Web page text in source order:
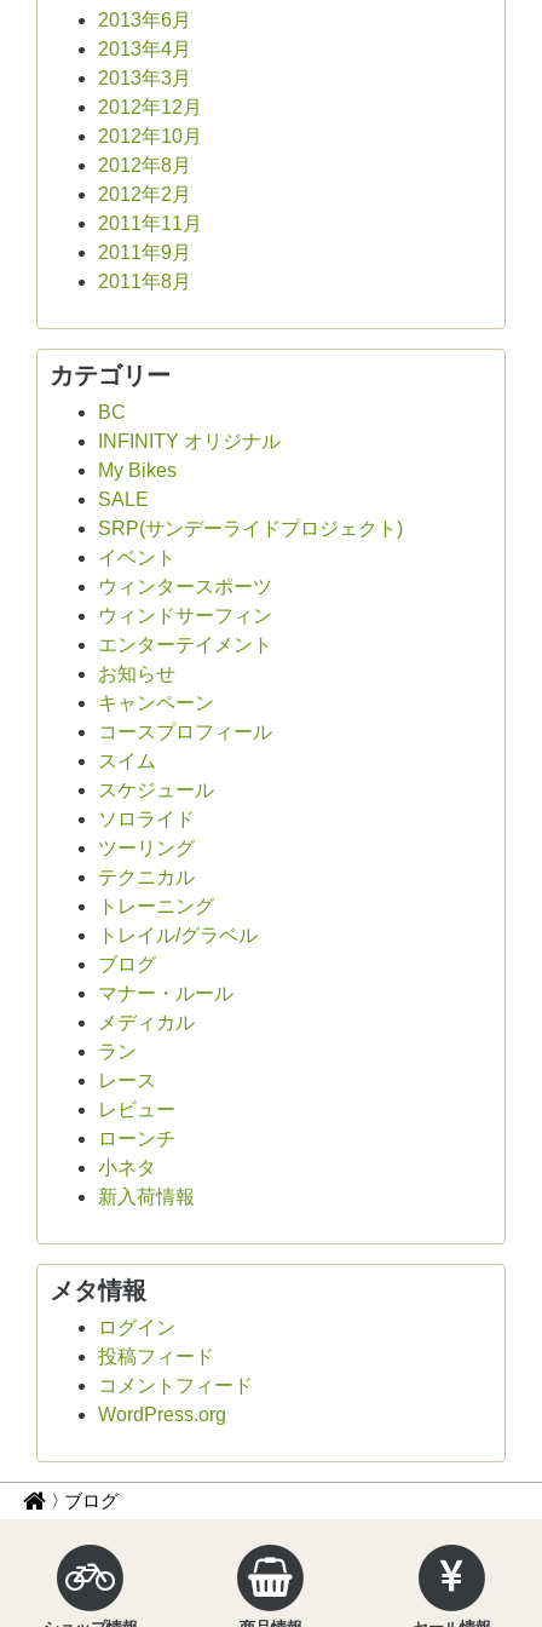
2013年6月
2013年4月
2013年3月
2012年12月
2012年10月
2012年8月
2012年2月
2011年11月
2011年9月
2011年8月
カテゴリー
BC
INFINITY オリジナル
My Bikes
SALE
SRP(サンデーライドプロジェクト)
イベント
ウィンタースポーツ
ウィンドサーフィン
エンターテイメント
お知らせ
キャンペーン
コースプロフィール
スイム
スケジュール
ソロライド
ツーリング
テクニカル
トレーニング
トレイル/グラベル
ブログ
マナー・ルール
メディカル
ラン
レース
レビュー
ローンチ
小ネタ
新入荷情報
メタ情報
ログイン
投稿フィード
コメントフィード
WordPress.org
パ サ
ク
ル
イ
ブログ